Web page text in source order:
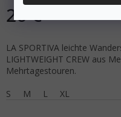
26 €
LA SPORTIVA leichte
LIGHTWEIGHT CREW aus
Mehrtagestouren.
S
M L XL